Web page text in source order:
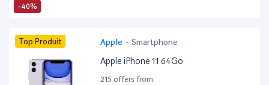
-40%
Top Produit Apple - Smartphone
Apple iPhone 11 64Go
215 offers from: